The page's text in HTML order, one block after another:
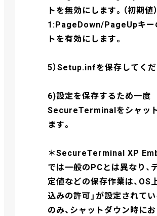
トを無効にします。（初期値）
1:PageDown/PageUpキー
トを有効にします。
5）Setup.infを保存してくだ
6)設定を保存するため一度
SecureTerminalをシャッ
ます。
＊SecureTerminal XP
では一般のPCとは異なり、
定値などの保存作業は、OS
込みの許可」が設定されて
のみ、シャットダウン時に